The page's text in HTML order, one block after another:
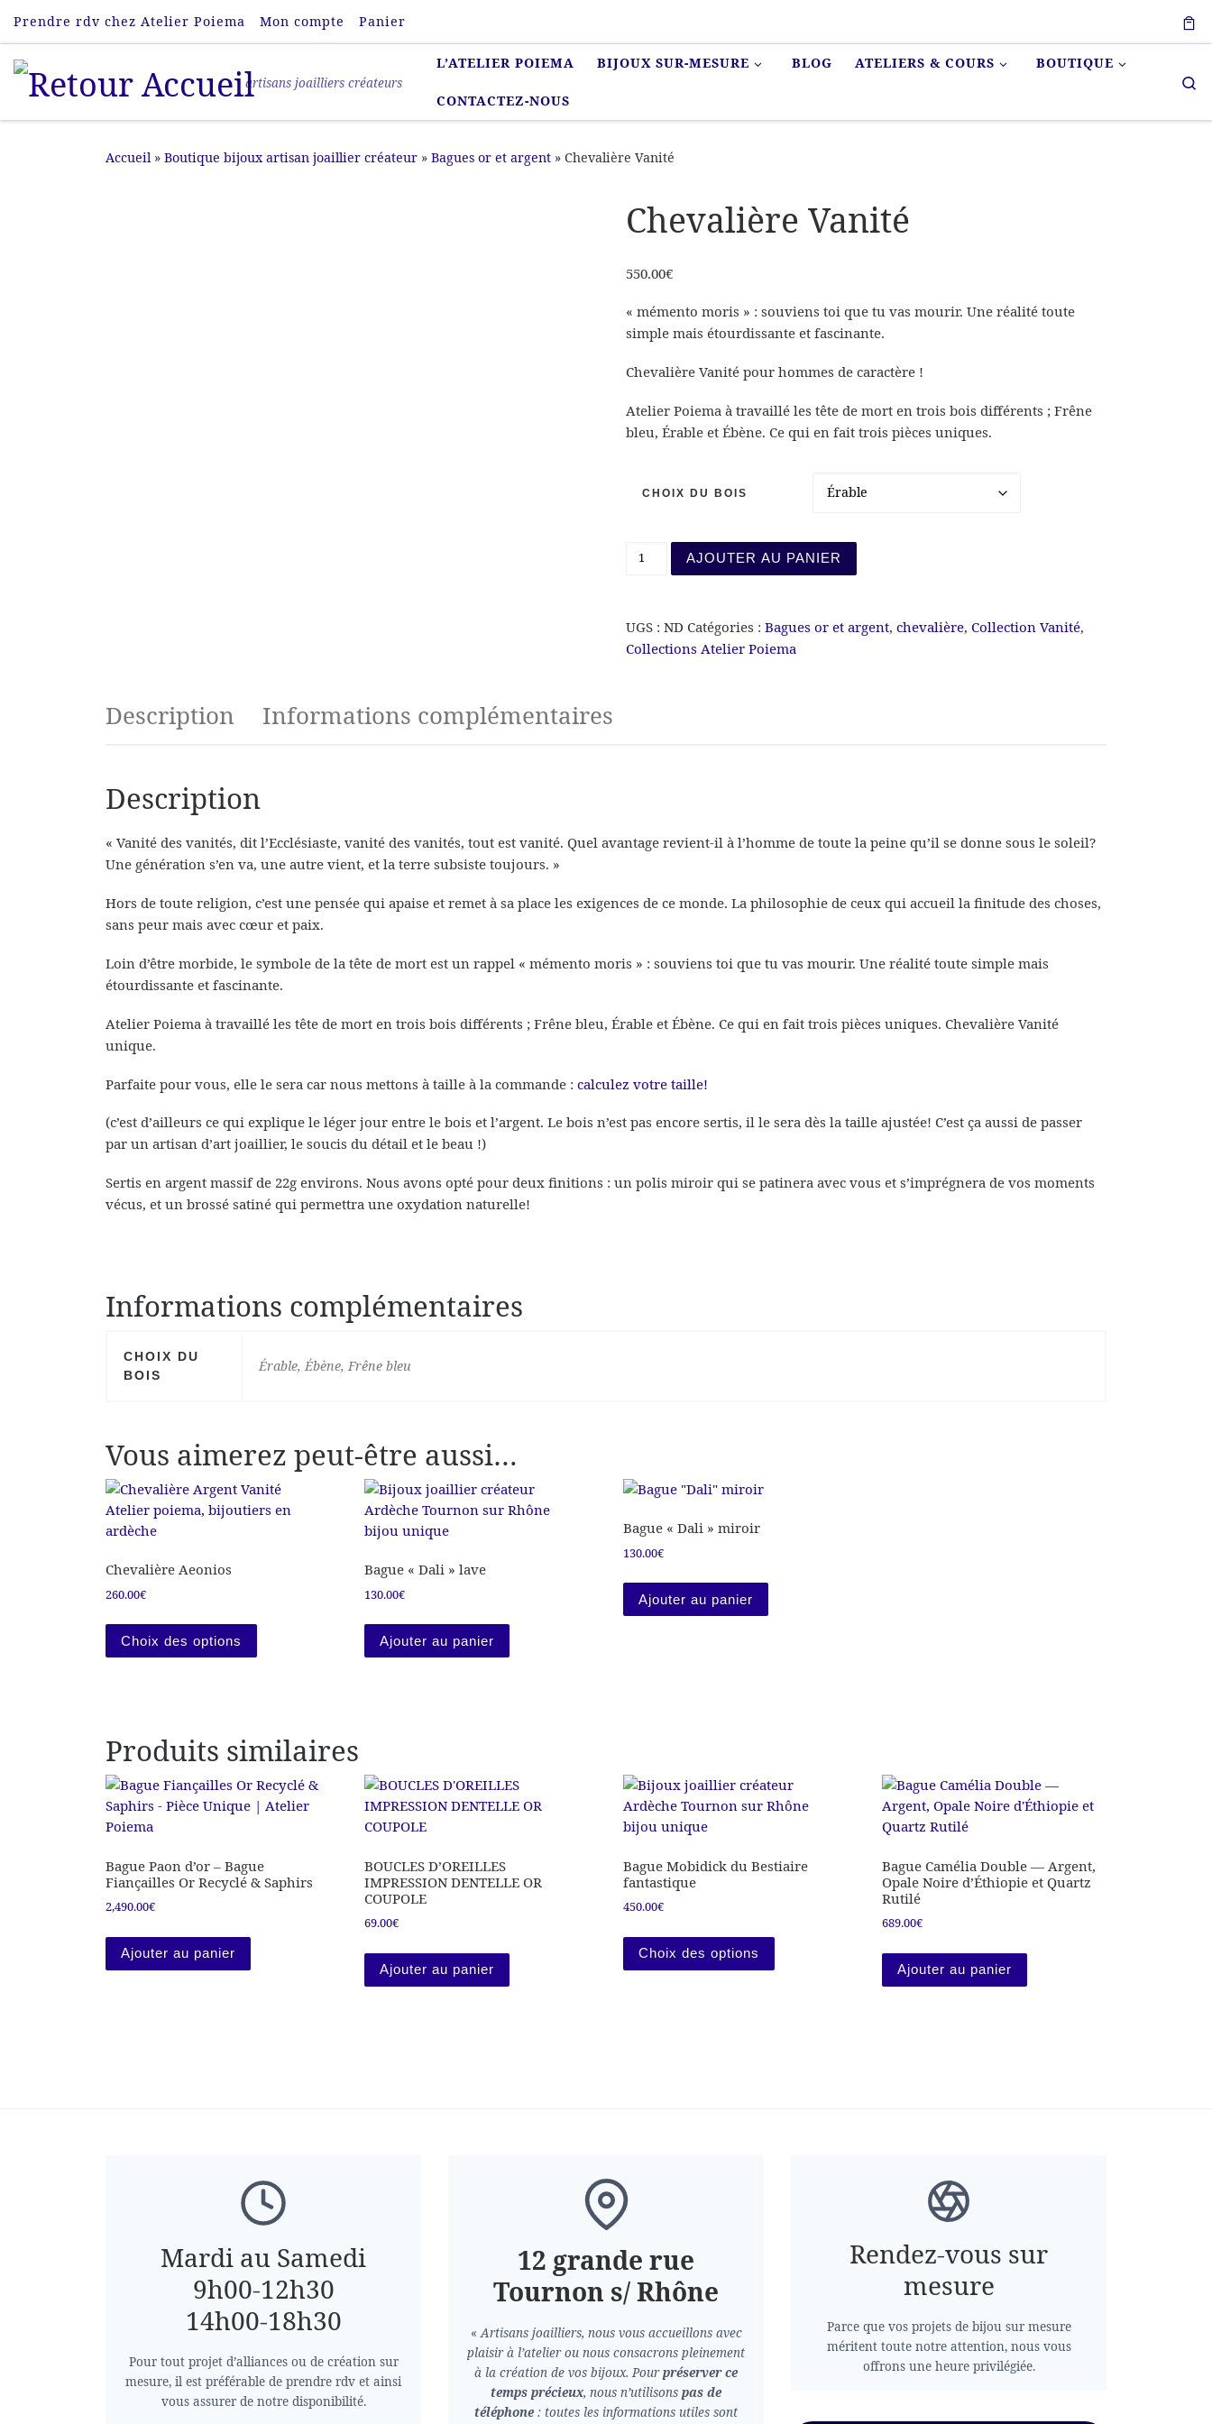
Passer au contenu
Prendre rdv chez Atelier Poiema Mon compte Panier
artisans joailliers créateurs
L’ATELIER POIEMA BIJOUX SUR-MESURE BLOG ATELIERS & COURS BOUTIQUE
CONTACTEZ-NOUS
Accueil » Boutique bijoux artisan joaillier créateur » Bagues or et argent » Chevalière Vanité
Chevalière Vanité
550.00€
« mémento moris » : souviens toi que tu vas mourir. Une réalité toute
simple mais étourdissante et fascinante.
Chevalière Vanité pour hommes de caractère !
Atelier Poiema à travaillé les tête de mort en trois bois différents ; Frêne
bleu, Érable et Ébène. Ce qui en fait trois pièces uniques.
CHOIX DU BOIS
quantité de Chevalière Vanité
AJOUTER AU PANIER
UGS :ND Catégories :Bagues or et argent,chevalière,Collection Vanité,
Collections Atelier Poiema
Description Informations complémentaires
Description
« Vanité des vanités, dit l’Ecclésiaste, vanité des vanités, tout est vanité. Quel avantage revient-il à l’homme de toute la peine qu’il se donne sous le soleil?
Une génération s’en va, une autre vient, et la terre subsiste toujours. »
Hors de toute religion, c’est une pensée qui apaise et remet à sa place les exigences de ce monde. La philosophie de ceux qui accueil la finitude des choses,
sans peur mais avec cœur et paix.
Loin d’être morbide, le symbole de la tête de mort est un rappel « mémento moris » : souviens toi que tu vas mourir. Une réalité toute simple mais
étourdissante et fascinante.
Atelier Poiema à travaillé les tête de mort en trois bois différents ; Frêne bleu, Érable et Ébène. Ce qui en fait trois pièces uniques. Chevalière Vanité
unique.
Parfaite pour vous, elle le sera car nous mettons à taille à la commande : calculez votre taille!
(c’est d’ailleurs ce qui explique le léger jour entre le bois et l’argent. Le bois n’est pas encore sertis, il le sera dès la taille ajustée! C’est ça aussi de passer
par un artisan d’art joaillier, le soucis du détail et le beau !)
Sertis en argent massif de 22g environs. Nous avons opté pour deux finitions : un polis miroir qui se patinera avec vous et s’imprégnera de vos moments
vécus, et un brossé satiné qui permettra une oxydation naturelle!
Informations complémentaires
CHOIX DU
BOIS
Érable, Ébène, Frêne bleu
Vous aimerez peut-être aussi…
Chevalière Aeonios
260.00€
Choix des options
Ce produit a plusieurs variations. Les options peuvent être choisies sur la page du produit
Bague « Dali » lave
130.00€
Ajouter au panier
Bague « Dali » miroir
130.00€
Ajouter au panier
Produits similaires
Bague Paon d’or – Bague
Fiançailles Or Recyclé & Saphirs
2,490.00€
Ajouter au panier
BOUCLES D’OREILLES
IMPRESSION DENTELLE OR
COUPOLE
69.00€
Ajouter au panier
Bague Mobidick du Bestiaire
fantastique
450.00€
Choix des options
Ce produit a plusieurs variations. Les options peuvent être
Bague Camélia Double — Argent,
Opale Noire d’Éthiopie et Quartz
Rutilé
689.00€
Ajouter au panier
Mardi au Samedi
9h00-12h30
14h00-18h30
Pour tout projet d’alliances ou de création sur
mesure, il est préférable de prendre rdv et ainsi
vous assurer de notre disponibilité.
12 grande rue
Tournon s/ Rhône
«Artisans joailliers, nous vous accueillons avec
plaisir à l’atelier ou nous consacrons pleinement
à la création de vos bijoux. Pourpréserver ce
temps précieux, nous n’utilisons pas de
téléphone : toutes les informations utiles sont
Rendez-vous sur
mesure
Parce que vos projets de bijou sur mesure
méritent toute notre attention, nous vous
offrons une heure privilégiée.